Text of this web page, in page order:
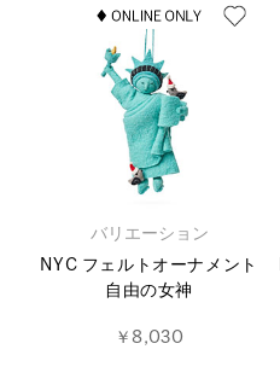
バリエーション
NYC フェルトオーナメント
自由の女神
￥8,030